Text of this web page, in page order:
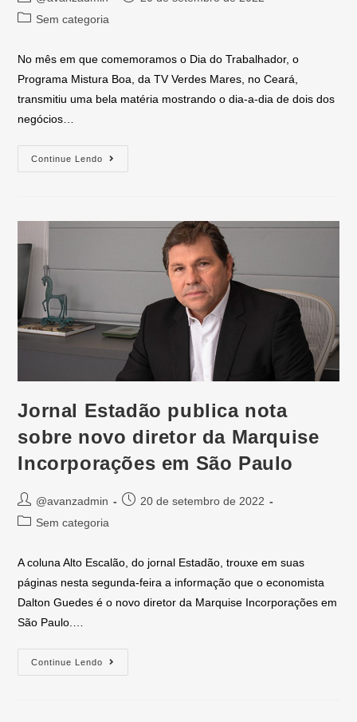
Sem categoria
No mês em que comemoramos o Dia do Trabalhador, o
Programa Mistura Boa, da TV Verdes Mares, no Ceará,
transmitiu uma bela matéria mostrando o dia-a-dia de dois dos
negócios…
Continue Lendo
Jornal Estadão publica nota
sobre novo diretor da Marquise
Incorporações em São Paulo
@avanzadmin
20 de setembro de 2022
Sem categoria
A coluna Alto Escalão, do jornal Estadão, trouxe em suas
páginas nesta segunda-feira a informação que o economista
Dalton Guedes é o novo diretor da Marquise Incorporações em
São Paulo.…
Continue Lendo